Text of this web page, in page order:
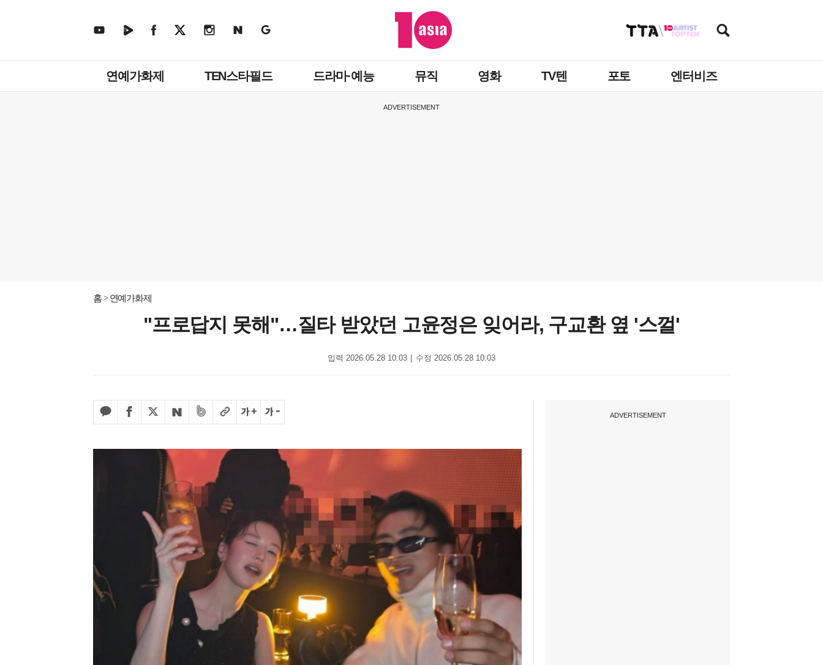
뉴
연예가화제 TEN스타필드 드라마·예능 뮤직 영화 TV텐 포토 엔터비즈
ADVERTISEMENT
홈 연예가화제
"프로답지 못해"…질타 받았던 고윤정은 잊어라, 구교환 옆 '스껄'
입력 2026.05.28 10:03 수정 2026.05.28 10:03
ADVERTISEMENT